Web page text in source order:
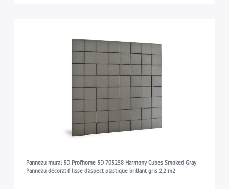
Panneau mural 3D Profhome 3D 705258 Harmony Cubes Smoked Gray
Panneau décoratif lisse d'aspect plastique brillant gris 2,2 m2